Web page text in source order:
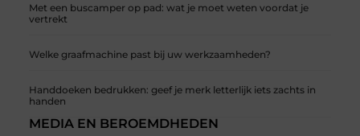
Met een buscamper op pad: wat je moet weten voordat je
vertrekt
Welke graafmachine past bij uw werkzaamheden?
Handdoeken bedrukken: geef je merk letterlijk iets zachts in
handen
MEDIA EN BEROEMDHEDEN